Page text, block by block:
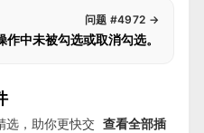
问题 #4972 →
中未被勾选或取消勾选。
选，助你更快交 查看全部插